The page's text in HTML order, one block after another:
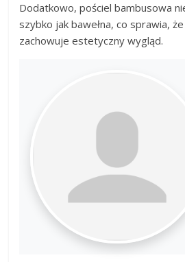
Dodatkowo, pościel bambusowa
szybko jak bawełna, co sprawia,
zachowuje estetyczny wygląd.